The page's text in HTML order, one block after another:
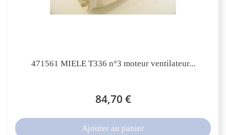
471561 MIELE T336 n°3 moteur ventilateur...
84,70 €
Ajouter au panier